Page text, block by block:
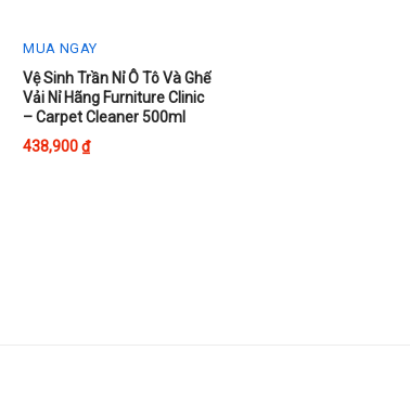
MUA NGAY
This
product
has
multiple
Vệ Sinh Trần Nỉ Ô Tô Và Ghế
Vải Nỉ Hãng Furniture Clinic
– Carpet Cleaner 500ml
438,900₫